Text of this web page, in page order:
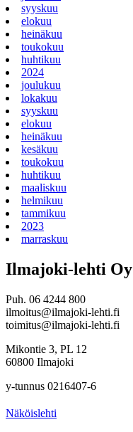
syyskuu
elokuu
heinäkuu
toukokuu
huhtikuu
2024
joulukuu
lokakuu
syyskuu
elokuu
heinäkuu
kesäkuu
toukokuu
huhtikuu
maaliskuu
helmikuu
tammikuu
2023
marraskuu
Ilmajoki-lehti Oy
Puh. 06 4244 800
ilmoitus@ilmajoki-lehti.fi
toimitus@ilmajoki-lehti.fi
Mikontie 3, PL 12
60800 Ilmajoki
y-tunnus 0216407-6
Näköislehti